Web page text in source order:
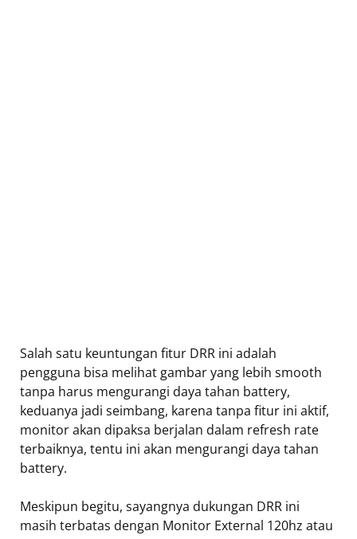
Salah satu keuntungan fitur DRR ini adalah
pengguna bisa melihat gambar yang lebih smooth
tanpa harus mengurangi daya tahan battery,
keduanya jadi seimbang, karena tanpa fitur ini aktif,
monitor akan dipaksa berjalan dalam refresh rate
terbaiknya, tentu ini akan mengurangi daya tahan
battery.
Meskipun begitu, sayangnya dukungan DRR ini
masih terbatas dengan Monitor External 120hz atau